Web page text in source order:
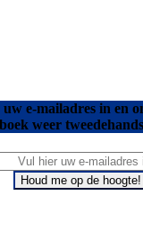
e-mailadres in en
weer
Houd me op de hoogte!